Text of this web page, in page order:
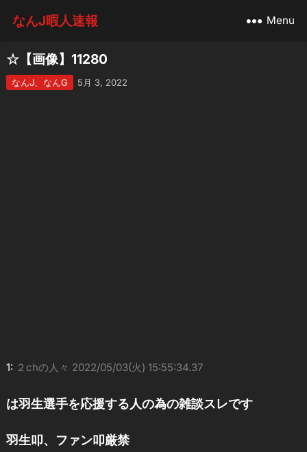
なんJ暇人速報 Menu
☆【画像】11280
なんJ、なんG 5月 3, 2022
1: ２chの人々 2022/05/03(火) 15:55:34.37
は羽生選手を応援する人の為の雑談スレです
羽生叩、ファン叩厳禁